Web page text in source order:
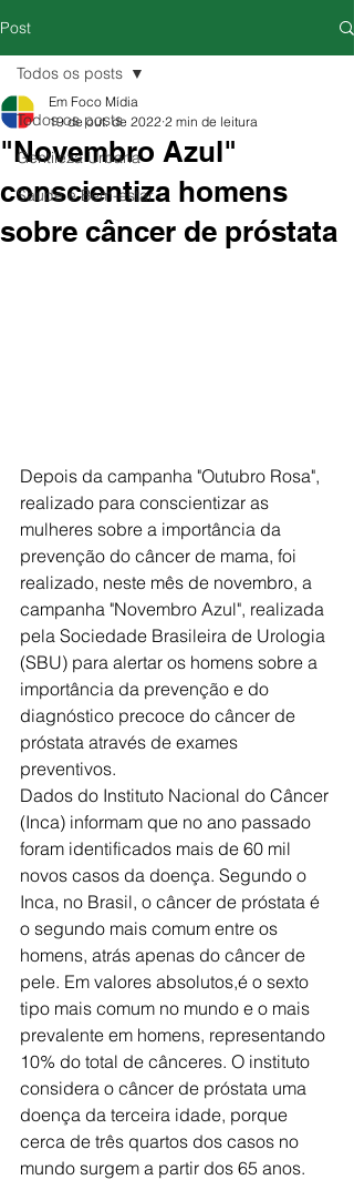
Post
Todos os posts
Gentileza Urbana
Saúde e Bem-estar
Todos os posts
"Novembro Azul"
conscientiza homens
sobre câncer de próstata
Em Foco Mídia
19 de out. de 2022 2 min de leitura
Depois da campanha "Outubro Rosa",
realizado para conscientizar as
mulheres sobre a importância da
prevenção do câncer de mama, foi
realizado, neste mês de novembro, a
campanha "Novembro Azul", realizada
pela Sociedade Brasileira de Urologia
(SBU) para alertar os homens sobre a
importância da prevenção e do
diagnóstico precoce do câncer de
próstata através de exames
preventivos.
Dados do Instituto Nacional do Câncer
(Inca) informam que no ano passado
foram identificados mais de 60 mil
novos casos da doença. Segundo o
Inca, no Brasil, o câncer de próstata é
o segundo mais comum entre os
homens, atrás apenas do câncer de
pele. Em valores absolutos,é o sexto
tipo mais comum no mundo e o mais
prevalente em homens, representando
10% do total de cânceres. O instituto
considera o câncer de próstata uma
doença da terceira idade, porque
cerca de três quartos dos casos no
mundo surgem a partir dos 65 anos.